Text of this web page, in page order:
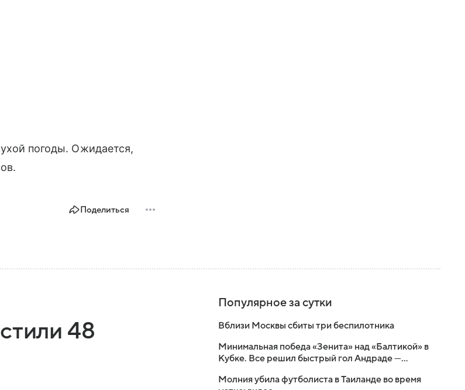
погоды. Ожидается,
Поделиться
48
Популярное за сутки
Вблизи Москвы сбиты три беспилотника
Минимальная победа «Зенита» над «Балтикой» в
Кубке. Все решил быстрый гол Андраде —
Молния убила футболиста в Таиланде во время